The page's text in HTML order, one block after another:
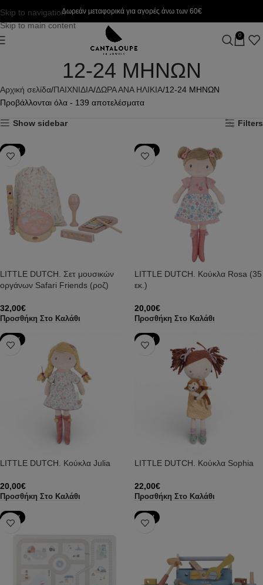
Skip to navigation
Skip to main content
Δωρεάν μεταφορικά για αγορές άνω των 60€
0
12-24 ΜΗΝΩΝ
Αρχική σελίδα ΠΑΙΧΝΙΔΙΑ ΔΩΡΑ ΑΝΑ ΗΛΙΚΙΑ 12-24 ΜΗΝΩΝ
Προβάλλονται όλα - 139 αποτελέσματα
Show sidebar Filters
NEW
LITTLE DUTCH. Σετ μουσικών
οργάνων Safari Friends (ροζ)
32,00€
Προσθήκη Στο Καλάθι
NEW
LITTLE DUTCH. Κούκλα Rosa (35
εκ.)
20,00€
Προσθήκη Στο Καλάθι
NEW
LITTLE DUTCH. Κούκλα Julia
20,00€
Προσθήκη Στο Καλάθι
NEW
LITTLE DUTCH. Κούκλα Sophia
22,00€
Προσθήκη Στο Καλάθι
NEW NEW